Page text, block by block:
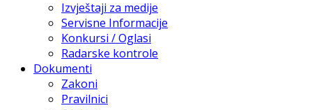
Izvještaji za medije
Servisne Informacije
Konkursi / Oglasi
Radarske kontrole
Dokumenti
Zakoni
Pravilnici